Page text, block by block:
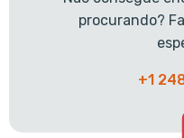
procurando?
+1